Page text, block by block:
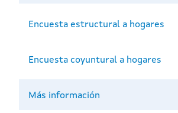
Encuesta estructural a hogares
Encuesta coyuntural a hogares
Más información